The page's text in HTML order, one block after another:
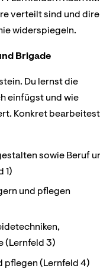
verteilt sind und
widerspiegeln.
Brigade
Du lernst die
einfügst und wie
Konkret bearbeitest
sowie Beruf
1)
und pflegen
(Lernfeld 3)
pflegen (Lernfeld 4)